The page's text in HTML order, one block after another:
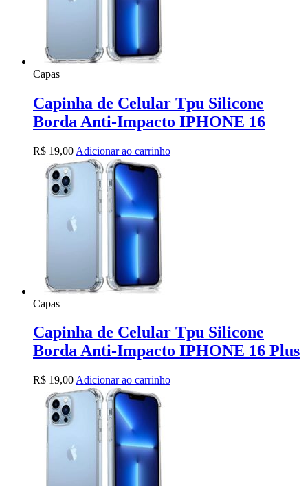
Capas
Capinha de Celular Tpu Silicone
Borda Anti-Impacto IPHONE 16
R$ 19,00 Adicionar ao carrinho
Capas
Capinha de Celular Tpu Silicone
Borda Anti-Impacto IPHONE 16 Plus
R$ 19,00 Adicionar ao carrinho